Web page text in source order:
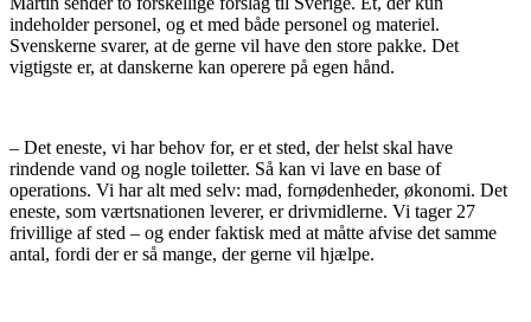
indeholder personel, og et med både personel og materiel.
Svenskerne svarer, at de gerne vil have den store pakke. Det
vigtigste er, at danskerne kan operere på egen hånd.
– Det eneste, vi har behov for, er et sted, der helst skal have
rindende vand og nogle toiletter. Så kan vi lave en base of
operations. Vi har alt med selv: mad, fornødenheder, økonomi. Det
eneste, som værtsnationen leverer, er drivmidlerne. Vi tager 27
frivillige af sted – og ender faktisk med at måtte afvise det samme
antal, fordi der er så mange, der gerne vil hjælpe.